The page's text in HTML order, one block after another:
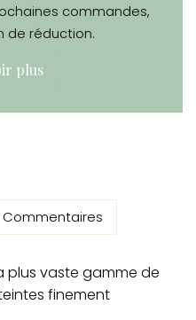
commandes,
de réduction.
plus
plus vaste gamme de
finement
Commentaires